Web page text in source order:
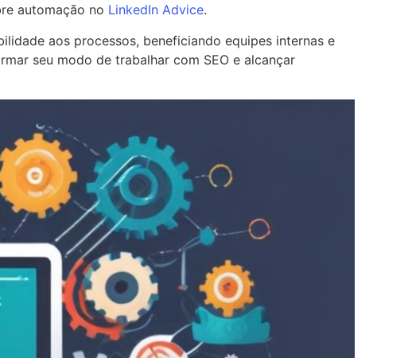
automação no LinkedIn Advice.
aos processos, beneficiando equipes internas e
seu modo de trabalhar com SEO e alcançar